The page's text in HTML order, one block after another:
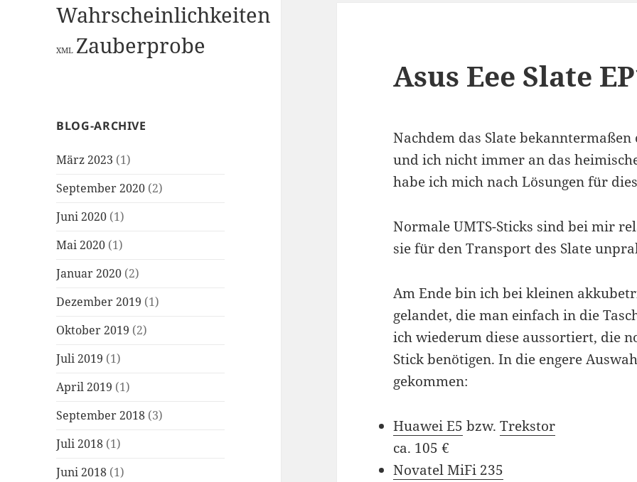
Wahrscheinlichkeiten
XML Zauberprobe
BLOG-ARCHIVE
März 2023 (1)
September 2020 (2)
Juni 2020 (1)
Mai 2020 (1)
Januar 2020 (2)
Dezember 2019 (1)
Oktober 2019 (2)
Juli 2019 (1)
April 2019 (1)
September 2018 (3)
Juli 2018 (1)
Juni 2018 (1)
Asus Eee Slate
Nachdem das Slate
und ich nicht immer an das
habe ich mich nach Lösungen für
Normale UMTS-Sticks sind bei mir
sie für den Transport des Slate
Am Ende bin ich bei kleinen
gelandet, die man einfach in die
ich wiederum diese aussortiert, die
Stick benötigen. In die engere
gekommen:
Huawei E5 bzw.Trekstor
ca. 105 €
Novatel MiFi 235